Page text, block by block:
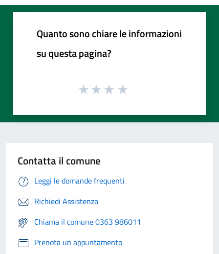
Quanto sono chiare le informazioni
su questa pagina?
Contatta il comune
Leggi le domande frequenti
Richiedi Assistenza
Chiama il comune 0363 986011
Prenota un appuntamento